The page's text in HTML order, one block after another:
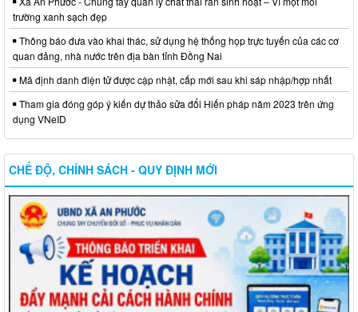
trường xanh sạch đẹp
Thông báo đưa vào khai thác, sử dụng hệ thống họp trực tuyến của các cơ
quan đảng, nhà nước trên địa bàn tỉnh Đồng Nai
Mã định danh điện tử được cập nhật, cấp mới sau khi sáp nhập/hợp nhất
Tham gia đóng góp ý kiến dự thảo sửa đổi Hiến pháp năm 2023 trên ứng
dụng VNeID
CHẾ ĐỘ, CHÍNH SÁCH - QUY ĐỊNH MỚI